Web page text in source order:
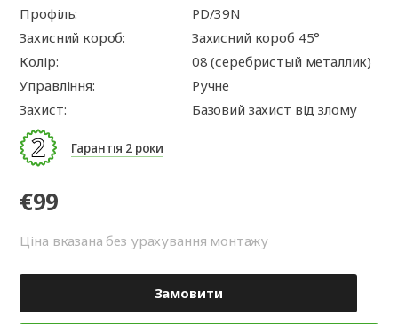
Профіль:
PD/39N
Захисний короб:
Захисний короб 45°
Колір:
08 (серебристый металлик)
Управління:
Ручне
Захист:
Базовий захист від злому
Гарантія 2 роки
€99
Ціна вказана без урахування монтажу
Замовити